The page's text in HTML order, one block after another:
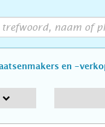
en -